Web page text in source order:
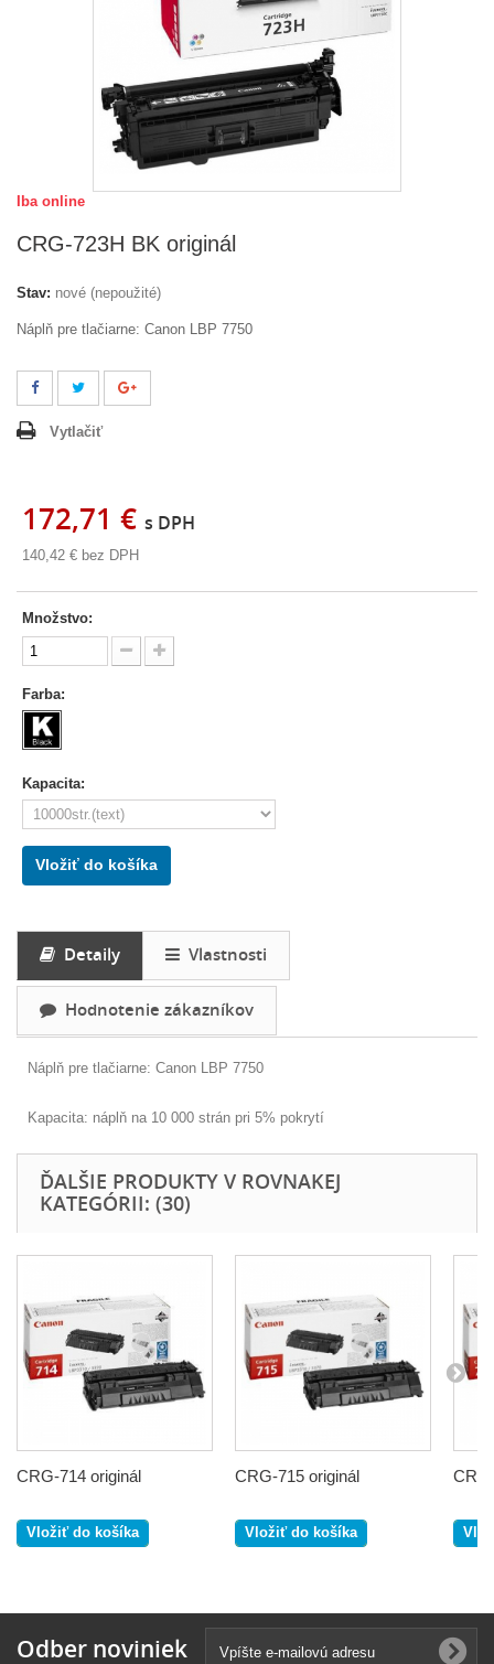
Iba online
CRG-723H BK originál
Stav: nové (nepoužité)
Náplň pre tlačiarne: Canon LBP 7750
Vytlačiť
172,71 € s DPH
140,42 € bez DPH
Množstvo:
Farba:
Kapacita:
Vložiť do košíka
Detaily Vlastnosti
Hodnotenie zákazníkov
Náplň pre tlačiarne: Canon LBP 7750
Kapacita: náplň na 10 000 strán pri 5% pokrytí
ĎALŠIE PRODUKTY V ROVNAKEJ
KATEGÓRII: (30)
CRG-714 originál
Vložiť do košíka
CRG-715 originál
Vložiť do košíka
Odber noviniek